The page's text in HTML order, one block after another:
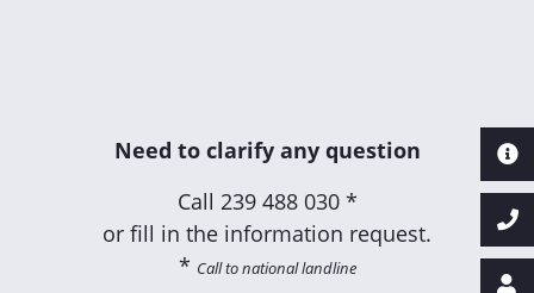
Need to clarify any question
Call 239 488 030 *
or fill in the information request.
* Call to national landline